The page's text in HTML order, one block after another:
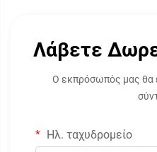
Λάβετε
Ο εκπρόσωπός μας θα
Ηλ. ταχυδρομείο